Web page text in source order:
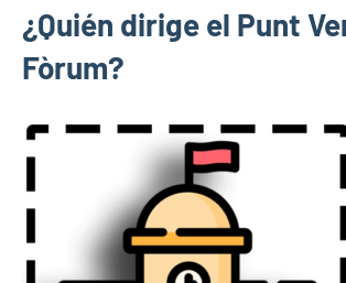
¿Quién dirige el Punt
Fòrum?